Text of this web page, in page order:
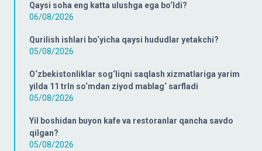
Qaysi soha eng katta ulushga ega bo‘ldi?
06/08/2026
Qurilish ishlari bo‘yicha qaysi hududlar yetakchi?
05/08/2026
O‘zbekistonliklar sog‘liqni saqlash xizmatlariga yarim
yilda 11 trln so‘mdan ziyod mablag‘ sarfladi
05/08/2026
Yil boshidan buyon kafe va restoranlar qancha savdo
qilgan?
05/08/2026